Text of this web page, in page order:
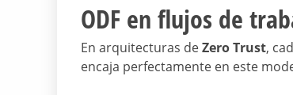
ODF en flujos de
En arquitecturas deZero Trust,
encaja perfectamente en este